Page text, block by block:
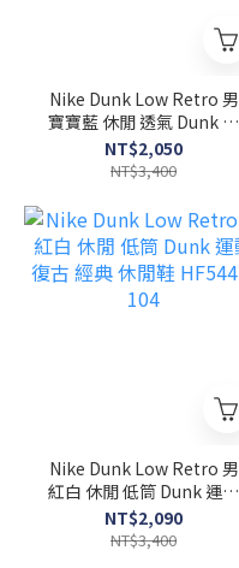
Nike Dunk Low Retro 男
寶寶藍 休閒 透氣 Dunk 皮
革 低筒 運動 休閒鞋
HF5441-103
NT$2,050
NT$3,400
Nike Dunk Low Retro 男
紅白 休閒 低筒 Dunk 運動
復古 經典 休閒鞋 HF5441-
104
NT$2,090
NT$3,400